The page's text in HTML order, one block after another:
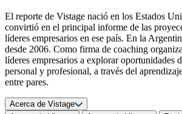
El reporte de Vistage nació en los Estados
convirtió en el principal informe de las
líderes empresarios en ese país. En la
desde 2006. Como firma de coaching
líderes empresarios a explorar oportunidades
personal y profesional, a través del
entre pares.
Acerca de Vistage